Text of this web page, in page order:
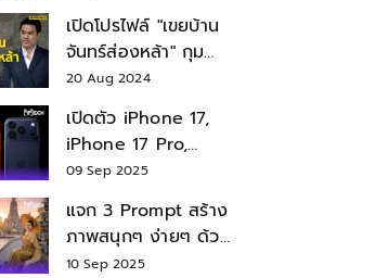
เปิดโปรไฟล์ "เขยบ้าน
จันทร์ส่องหล้า" กุม
บังเหียนธุรกิจตระกูล
"ชินวัตร"
20 Aug 2024
เปิดตัว iPhone 17,
iPhone 17 Pro,
iPhone 17 Air สเปค
09 Sep 2025
แจก 3 Prompt สร้าง
ภาพสนุกๆ ง่ายๆ ด้วย
Nano Banana ใน
10 Sep 2025